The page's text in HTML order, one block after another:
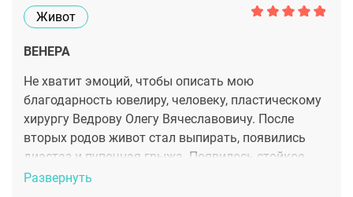
Живот
ВЕНЕРА
Не хватит эмоций, чтобы описать мою
благодарность ювелиру, человеку, пластическому
хирургу Ведрову Олегу Вячеславовичу. После
вторых родов живот стал выпирать, появились
диастаз и пупочная грыжа. Появилось стойкое
отвращение к себе, стала носить несуразную
Развернуть